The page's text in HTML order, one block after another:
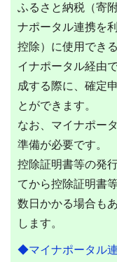
ふるさと納税（寄
ナポータル連携を
控除）に使用でき
イナポータル経由
成する際に、確定
とができます。
なお、マイナポー
準備が必要です。
控除証明書等の発
てから控除証明書
数日かかる場合も
します。
◆マイナポータル